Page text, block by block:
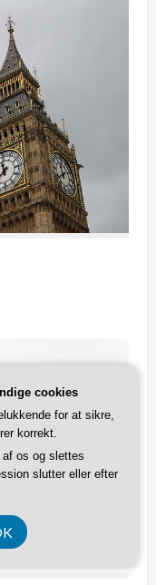
cookies
for at sikre,
korrekt.
os og slettes
slutter eller efter